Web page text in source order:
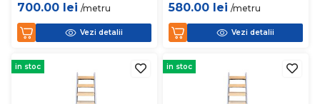
700.00 lei /metru
Vezi detalii
580.00 lei /metru
Vezi detalii
in stoc in stoc